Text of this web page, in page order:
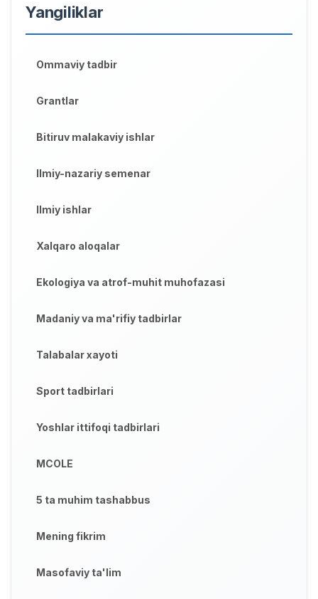
Yangiliklar
Ommaviy tadbir
Grantlar
Bitiruv malakaviy ishlar
Ilmiy-nazariy semenar
Ilmiy ishlar
Xalqaro aloqalar
Ekologiya va atrof-muhit muhofazasi
Madaniy va ma'rifiy tadbirlar
Talabalar xayoti
Sport tadbirlari
Yoshlar ittifoqi tadbirlari
MCOLE
5 ta muhim tashabbus
Mening fikrim
Masofaviy ta'lim